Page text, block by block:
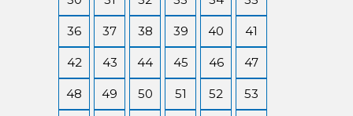
36 37 38 39 40 41
42 43 44 45 46 47
48 49 50 51 52 53